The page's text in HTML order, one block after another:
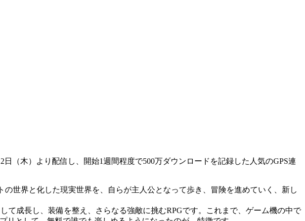
（木）より配信し、開始1週間程度で500万ダウンロードを記録した人気のGPS連
世界と化した現実世界を、自らが主人公となって歩き、冒険を進めていく、新し
成長し、装備を整え、さらなる強敵に挑むRPGです。これまで、ゲーム機の中で